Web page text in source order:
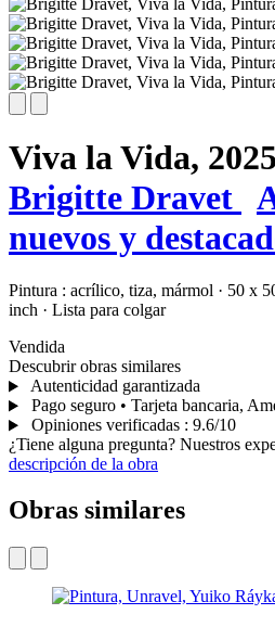
Viva la Vida, 2025
Brigitte Dravet
nuevos y
Pintura : acrílico, tiza, mármol · 50 x
inch · Lista para colgar
Vendida
Descubrir obras similares
Autenticidad garantizada
Pago seguro • Tarjeta bancaria,
Opiniones verificadas : 9.6/10
¿Tiene alguna pregunta? Nuestros
descripción de la obra
Obras similares